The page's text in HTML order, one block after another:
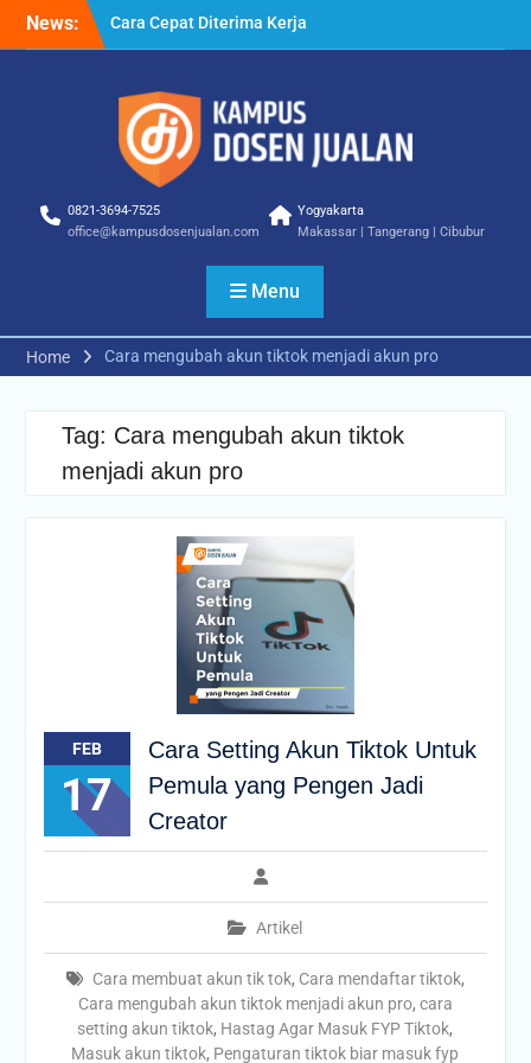
News:
Cara Cepat Diterima Kerja
– Tips Praktis yang Bisa
Cara Biar Dapat Pekerjaan
– Panduan Lengkap untuk
Pencari Kerja
Cara Dapat Pekerjaan –
Memperbesar Peluang
0821-3694-7525
office@kampusdosenjualan.com
Yogyakarta
Makassar | Tangerang | Cibubur
Menu
Home Cara mengubah akun tiktok menjadi akun pro
Tag: Cara mengubah akun tiktok
menjadi akun pro
FEB
17
Cara Setting Akun Tiktok Untuk
Pemula yang Pengen Jadi
Creator
Artikel
Cara membuat akun tik tok, Cara mendaftar tiktok,
Cara mengubah akun tiktok menjadi akun pro, cara
setting akun tiktok, Hastag Agar Masuk FYP Tiktok,
Masuk akun tiktok, Pengaturan tiktok biar masuk fyp